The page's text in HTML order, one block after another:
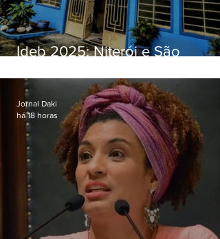
Ideb 2025: Niterói e São
distintos no ensino médio; veja
Jornal Daki
há 18 horas